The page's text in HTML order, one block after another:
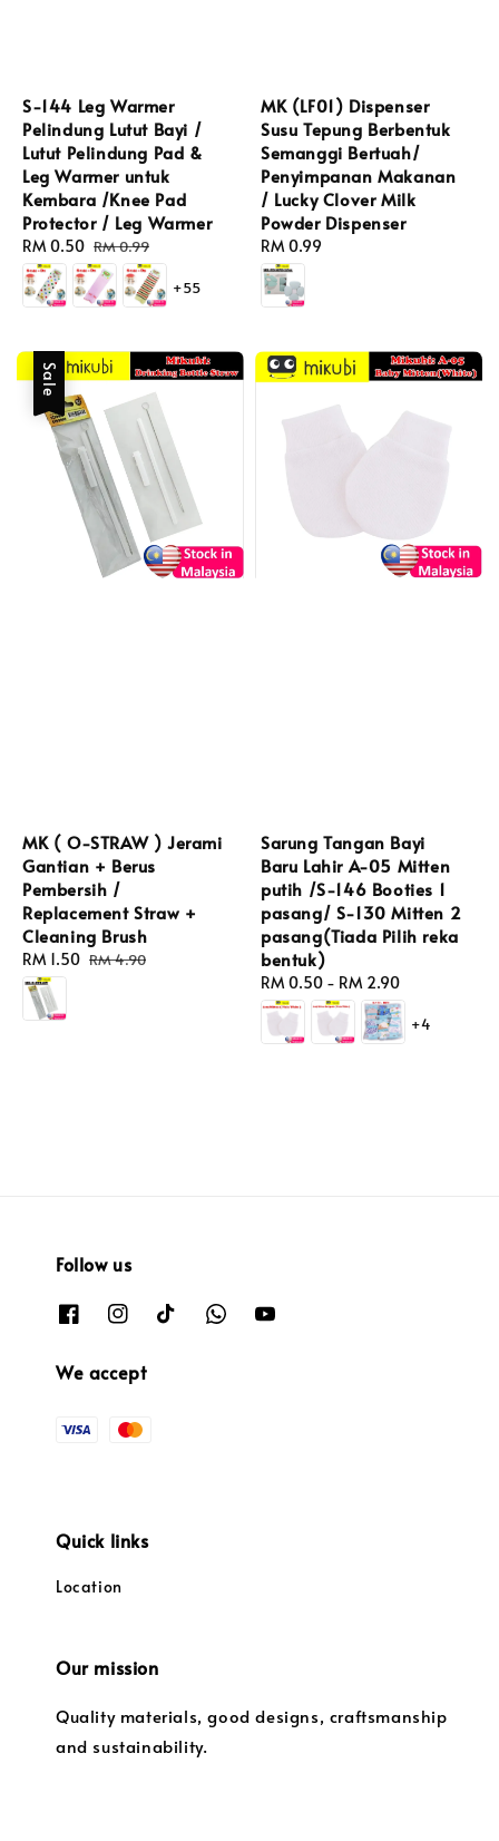
S-144 Leg Warmer
Pelindung Lutut Bayi /
Lutut Pelindung Pad &
Leg Warmer untuk
Kembara /Knee Pad
Protector / Leg Warmer
Sale
price
RM 0.50 Regular
price
RM 0.99
+55
MK (LF01) Dispenser
Susu Tepung Berbentuk
Semanggi Bertuah/
Penyimpanan Makanan
/ Lucky Clover Milk
Powder Dispenser
Regular
price
RM 0.99
Sale
MK ( O-STRAW ) Jerami
Gantian + Berus
Pembersih /
Replacement Straw +
Cleaning Brush
Sale
price
RM 1.50 Regular
RM 4.90
Sarung Tangan Bayi
Baru Lahir A-05 Mitten
putih /S-146 Booties 1
pasang/ S-130 Mitten 2
pasang(Tiada Pilih reka
bentuk)
Regular
price
RM 0.50 - RM 2.90
+4
Follow us
We accept
Quick links
Location
Our mission
Quality materials, good designs, craftsmanship
and sustainability.